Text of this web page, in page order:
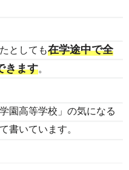
としても在学途中で全
きます。
園高等学校」の気になる
書いています。